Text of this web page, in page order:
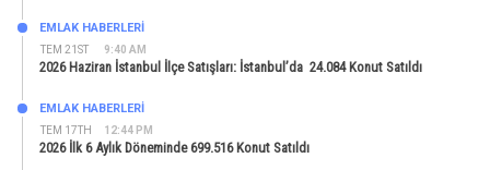
TEM 21ST 9:40 AM
EMLAK HABERLERI
2026 Haziran İstanbul İlçe Satışları: İstanbul’da 24.084 Konut Satıldı
TEM 17TH 12:44 PM
EMLAK HABERLERI
2026 İlk 6 Aylık Döneminde 699.516 Konut Satıldı